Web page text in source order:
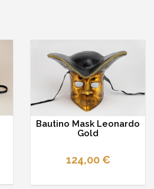
Bautino Mask Leonardo
Gold
124,00 €